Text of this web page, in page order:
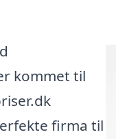
kommet til
firma til